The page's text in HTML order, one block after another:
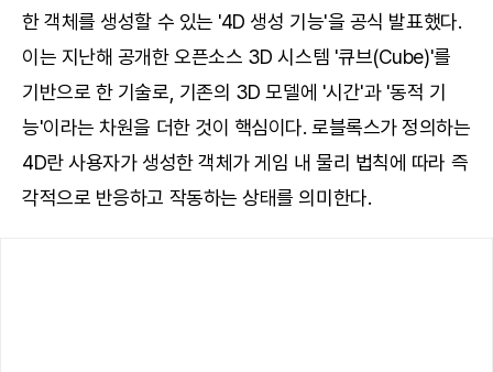
한 객체를 생성할 수 있는 '4D 생성 기능'을 공식 발표했다.
이는 지난해 공개한 오픈소스 3D 시스템 '큐브(Cube)'를
기반으로 한 기술로, 기존의 3D 모델에 '시간'과 '동적 기
능'이라는 차원을 더한 것이 핵심이다. 로블록스가 정의하는
4D란 사용자가 생성한 객체가 게임 내 물리 법칙에 따라 즉
각적으로 반응하고 작동하는 상태를 의미한다.